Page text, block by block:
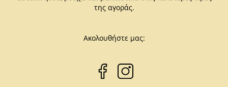
της αγοράς.
Ακολουθήστε μας: